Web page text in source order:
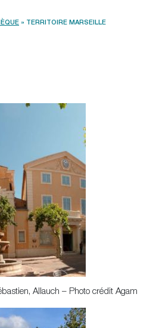
»
TERRITOIRE MARSEILLE
Allauch – Photo crédit Agam